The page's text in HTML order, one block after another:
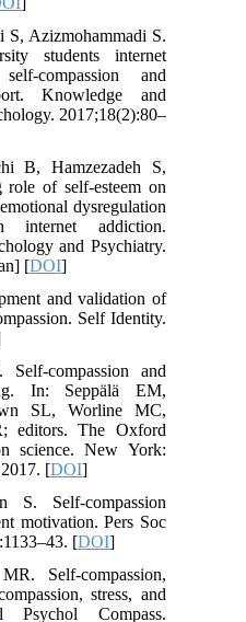
S, Azizmohammadi S.
students internet
compassion and
Knowledge and
2017;18(2):80–
B, Hamzezadeh S,
role of self-esteem on
dysregulation
internet addiction.
and Psychiatry.
[DOI
and validation of
Self Identity.
compassion and
In: Seppälä EM,
SL, Worline MC,
editors. The Oxford
science. New York:
2017. [DOI
S. Self-compassion
motivation. Pers Soc
[DOI
Self-compassion,
stress, and
Psychol Compass.